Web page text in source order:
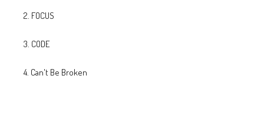
2. FOCUS
3. CODE
4. Can't Be Broken